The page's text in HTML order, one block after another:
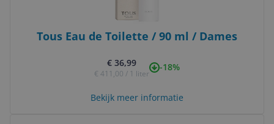
Tous Eau de Toilette / 90 ml / Dames
€ 36,99
€ 411,00 / 1 liter
-18%
Bekijk meer informatie